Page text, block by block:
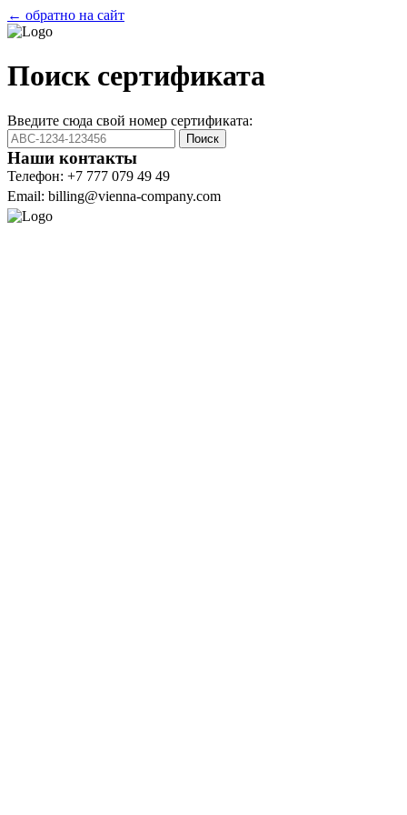
← обратно на сайт
Поиск сертификата
Введите сюда свой номер сертификата:
Поиск
Наши контакты
Телефон: +7 777 079 49 49
Email: billing@vienna-company.com